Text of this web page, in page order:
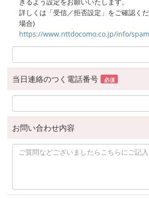
詳しくは「受信／拒否設定」をご確認く
場合)
https://www.nttdocomo.co.jp/info/
当日連絡のつく電話番号 必須
お問い合わせ内容